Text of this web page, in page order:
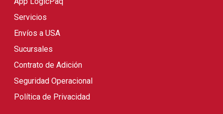
Servicios
Envíos a USA
Sucursales
Contrato de Adición
Seguridad Operacional
Política de Privacidad